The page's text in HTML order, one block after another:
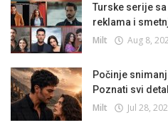
Turske serije
reklama i
Milt Aug 8,
Počinje
Poznati svi
Milt Jul 28,